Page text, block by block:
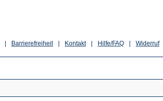
Widerruf
Hilfe/FAQ
Kontakt
Barrierefreiheit